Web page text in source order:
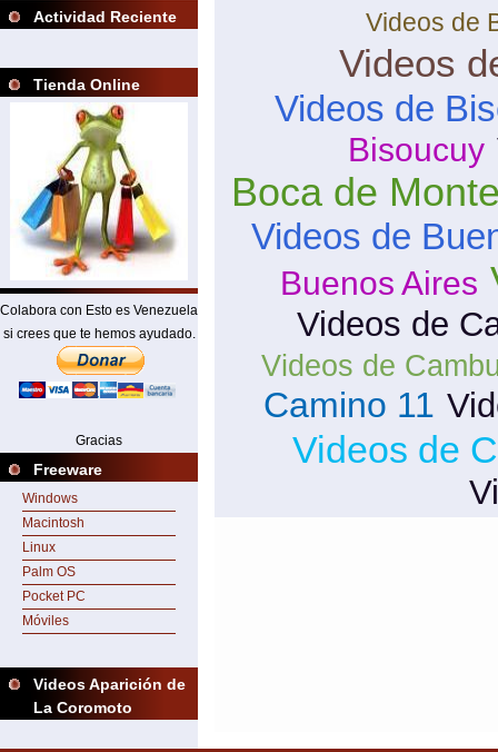
Actividad Reciente
Tienda Online
Colabora con Esto es Venezuela
si crees que te hemos ayudado.
Gracias
Freeware
Windows
Macintosh
Linux
Palm OS
Pocket PC
Móviles
Videos Aparición de
La Coromoto
Videos de
Videos
Videos de
Bisoucuy
Boca de
Videos de
Buenos Aires
Videos de
Videos de
Camino 11
Videos de